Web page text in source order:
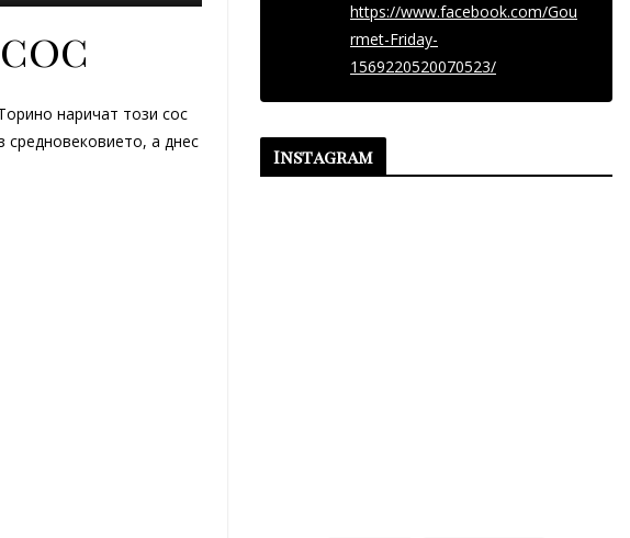
наричат този сос
средновековието, а днес
https://www.facebook.com/Gou
rmet-Friday-
1569220520070523/
Instagram